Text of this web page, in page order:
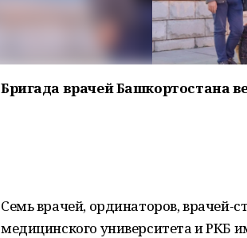
Бригада врачей Башкортостана
Семь врачей, ординаторов, врачей-
медицинского университета и РКБ